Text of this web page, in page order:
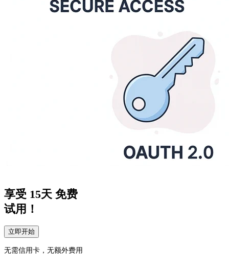
享受 15天 免费
试用！
立即开始
无需信用卡，无额外费用